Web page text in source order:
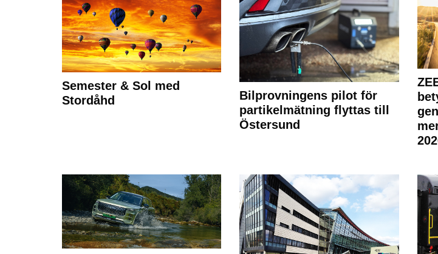
Semester & Sol med
Stordåhd
Bilprovningens pilot för
partikelmätning flyttas till
Östersund